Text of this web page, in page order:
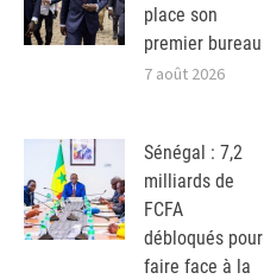
place son
premier bureau
7 août 2026
Sénégal : 7,2
milliards de
FCFA
débloqués pour
faire face à la